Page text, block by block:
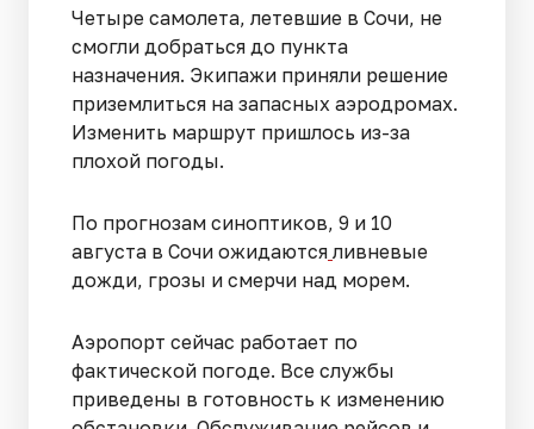
Четыре самолета, летевшие в Сочи, не
смогли добраться до пункта
назначения. Экипажи приняли решение
приземлиться на запасных аэродромах.
Изменить маршрут пришлось из-за
плохой погоды.
По прогнозам синоптиков, 9 и 10
августа в Сочи ожидаются ливневые
дожди, грозы и смерчи над морем.
Аэропорт сейчас работает по
фактической погоде. Все службы
приведены в готовность к изменению